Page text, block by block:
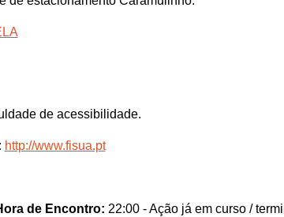
de acessibilidade.
http://www.fisua.pt
de Encontro: 22:00 - Ação já em curso /